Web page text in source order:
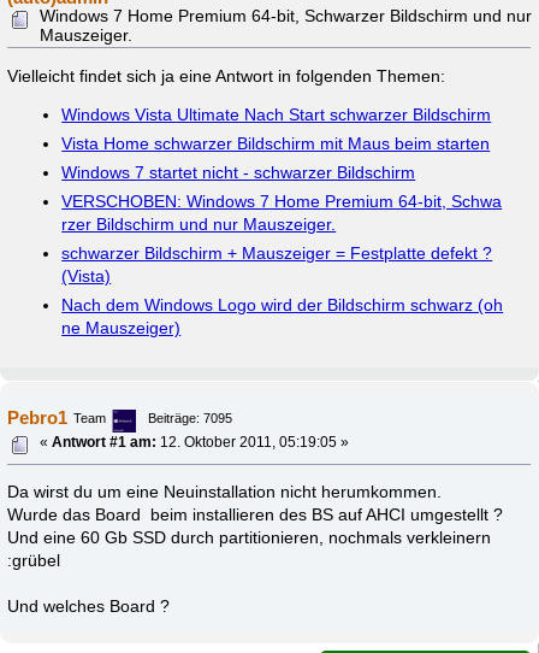
Windows 7 Home Premium 64-bit, Schwarzer Bildschirm und nur
Mauszeiger.
Vielleicht findet sich ja eine Antwort in folgenden Themen:
Windows Vista Ultimate Nach Start schwarzer Bildschirm
Vista Home schwarzer Bildschirm mit Maus beim starten
Windows 7 startet nicht - schwarzer Bildschirm
VERSCHOBEN: Windows 7 Home Premium 64-bit, Schwa
rzer Bildschirm und nur Mauszeiger.
schwarzer Bildschirm + Mauszeiger = Festplatte defekt ?
(Vista)
Nach dem Windows Logo wird der Bildschirm schwarz (oh
ne Mauszeiger)
Pebro1 Team
Beiträge: 7095
«Antwort #1 am: 12. Oktober 2011, 05:19:05 »
Da wirst du um eine Neuinstallation nicht herumkommen.
Wurde das Board beim installieren des BS auf AHCI umgestellt ?
Und eine 60 Gb SSD durch partitionieren, nochmals verkleinern
:grübel
Und welches Board ?